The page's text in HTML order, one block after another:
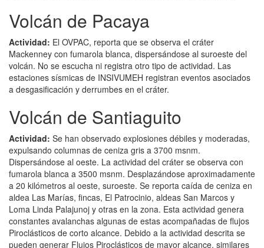
Volcán de Pacaya
Actividad: El OVPAC, reporta que se observa el cráter
Mackenney con fumarola blanca, dispersándose al suroeste del
volcán. No se escucha ni registra otro tipo de actividad. Las
estaciones sísmicas de INSIVUMEH registran eventos asociados
a desgasificación y derrumbes en el cráter.
Volcán de Santiaguito
Actividad: Se han observado explosiones débiles y moderadas,
expulsando columnas de ceniza gris a 3700 msnm.
Dispersándose al oeste. La actividad del cráter se observa con
fumarola blanca a 3500 msnm. Desplazándose aproximadamente
a 20 kilómetros al oeste, suroeste. Se reporta caída de ceniza en
aldea Las Marías, fincas, El Patrocinio, aldeas San Marcos y
Loma Linda Palajunoj y otras en la zona. Esta actividad genera
constantes avalanchas algunas de estas acompañadas de flujos
Piroclásticos de corto alcance. Debido a la actividad descrita se
pueden generar Flujos Piroclásticos de mayor alcance, similares